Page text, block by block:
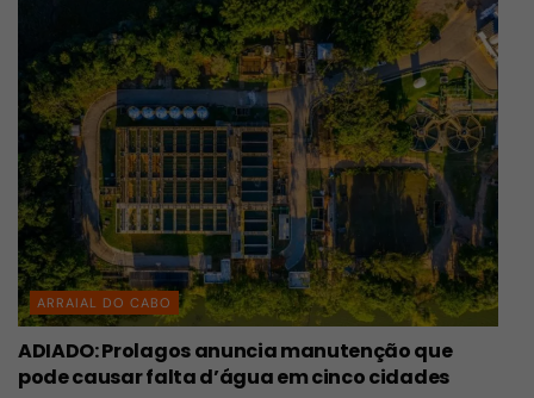
ARRAIAL DO CABO
ADIADO: Prolagos anuncia manutenção que
pode causar falta d’água em cinco cidades